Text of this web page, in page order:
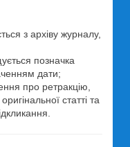
з архіву журналу,
позначка
дати;
про ретракцію,
статті та